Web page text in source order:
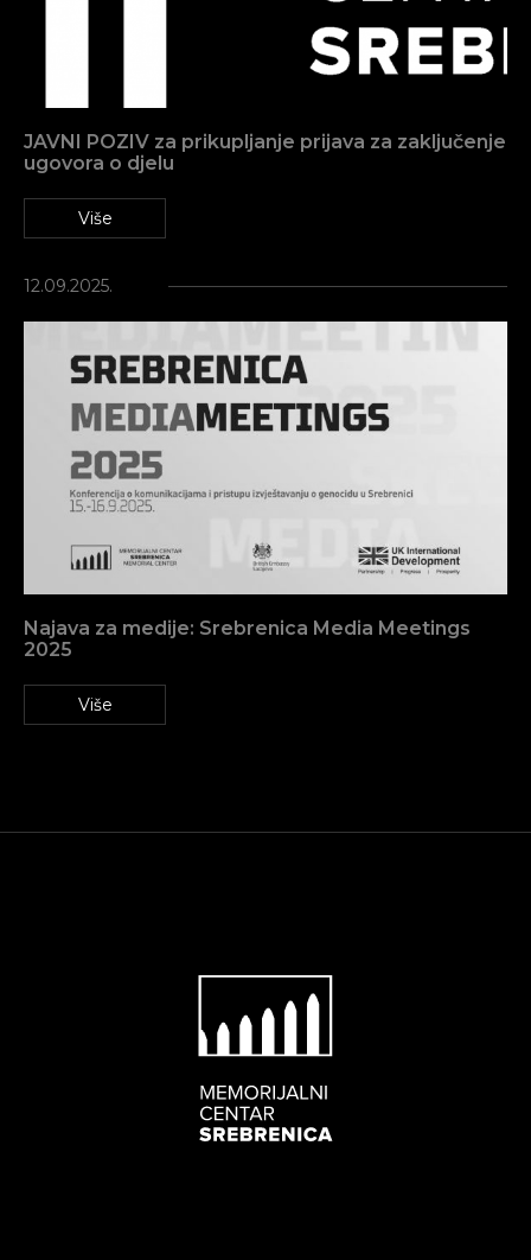
JAVNI POZIV za prikupljanje prijava za zaključenje
ugovora o djelu
Više
12.09.2025.
Najava za medije: Srebrenica Media Meetings
2025
Više